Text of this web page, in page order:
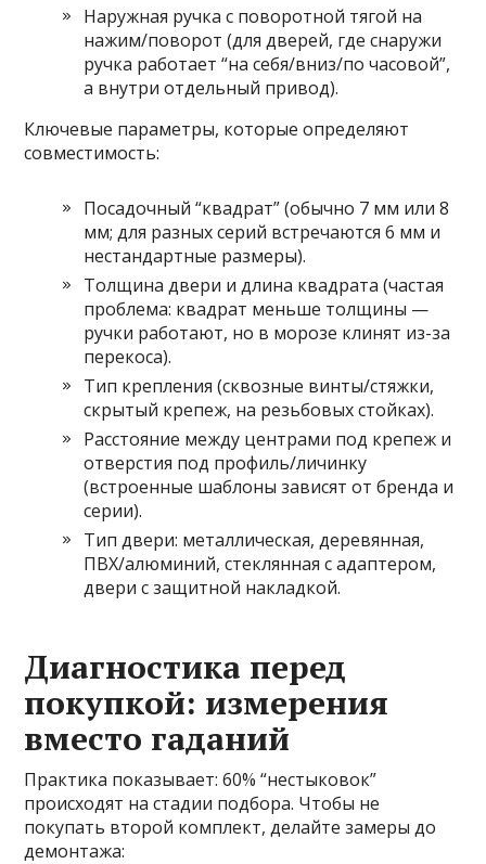
Наружная ручка с поворотной тягой на
нажим/поворот (для дверей, где снаружи
ручка работает “на себя/вниз/по часовой”,
а внутри отдельный привод).
Ключевые параметры, которые определяют
совместимость:
Посадочный “квадрат” (обычно 7 мм или 8
мм; для разных серий встречаются 6 мм и
нестандартные размеры).
Толщина двери и длина квадрата (частая
проблема: квадрат меньше толщины —
ручки работают, но в морозе клинят из-за
перекоса).
Тип крепления (сквозные винты/стяжки,
скрытый крепеж, на резьбовых стойках).
Расстояние между центрами под крепеж и
отверстия под профиль/личинку
(встроенные шаблоны зависят от бренда и
серии).
Тип двери: металлическая, деревянная,
ПВХ/алюминий, стеклянная с адаптером,
двери с защитной накладкой.
Диагностика перед
покупкой: измерения
вместо гаданий
Практика показывает: 60% “нестыковок”
происходят на стадии подбора. Чтобы не
покупать второй комплект, делайте замеры до
демонтажа: